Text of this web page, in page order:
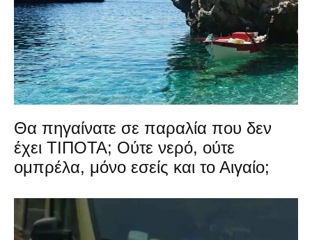
Θα πηγαίνατε σε παραλία που δεν
έχει ΤΙΠΟΤΑ; Ούτε νερό, ούτε
ομπρέλα, μόνο εσείς και το Αιγαίο;